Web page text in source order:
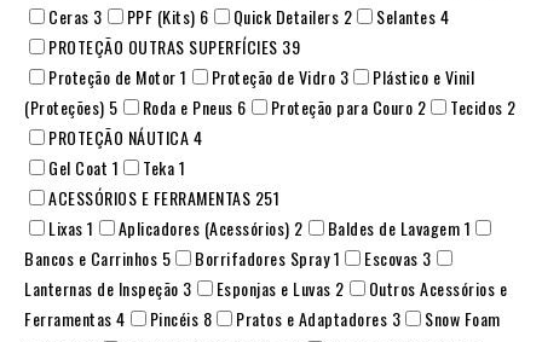
Ceras 3 PPF (Kits) 6 Quick Detailers 2 Selantes4
PROTEÇÃO OUTRAS SUPERFÍCIES 39
Proteção de Motor1 Proteção de Vidro 3
Plástico e Vinil
(Proteções) 5 Roda e Pneus 6 Proteção para Couro 2 Tecidos 2
PROTEÇÃO NÁUTICA4
Gel Coat 1 Teka1
ACESSÓRIOS E FERRAMENTAS 251
Lixas1 Aplicadores (Acessórios) 2 Baldes de Lavagem1
Bancos e Carrinhos 5 Borrifadores Spray1 Escovas 3
Lanternas de Inspeção 3 Esponjas e Luvas 2
Outros Acessórios e
Ferramentas4 Pincéis 8 Pratos e Adaptadores 3
Snow Foam